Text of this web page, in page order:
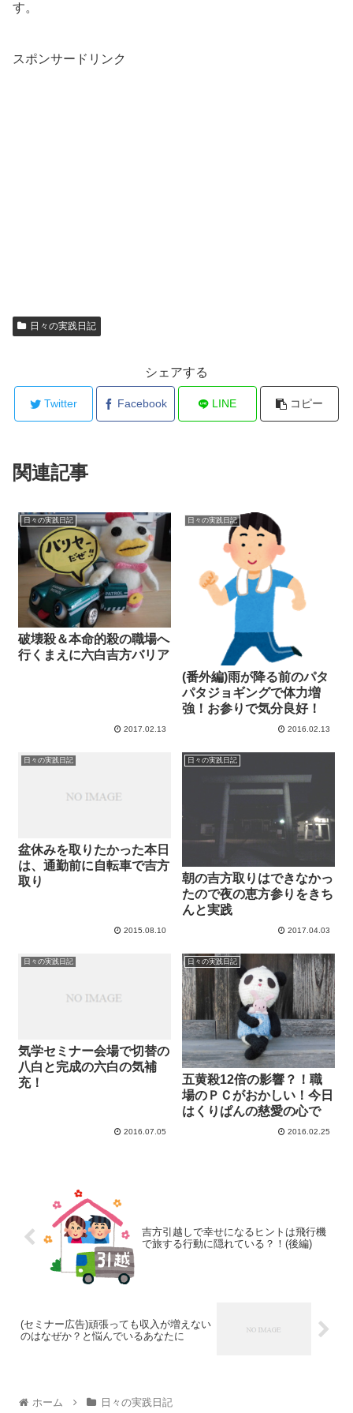
す。
スポンサードリンク
日々の実践日記
シェアする
Twitter Facebook LINE コピー
関連記事
日々の実践日記
破壊殺＆本命的殺の職場へ
行くまえに六白吉方バリア
2017.02.13
日々の実践日記
(番外編)雨が降る前のパタ
パタジョギングで体力増
強！お参りで気分良好！
2016.02.13
日々の実践日記
盆休みを取りたかった本日
は、通勤前に自転車で吉方
取り
2015.08.10
日々の実践日記
朝の吉方取りはできなかっ
たので夜の恵方参りをきち
んと実践
2017.04.03
日々の実践日記
気学セミナー会場で切替の
八白と完成の六白の気補
充！
2016.07.05
日々の実践日記
五黄殺12倍の影響？！職
場のＰＣがおかしい！今日
はくりぱんの慈愛の心で
2016.02.25
吉方引越しで幸せになるヒントは飛行機
で旅する行動に隠れている？！(後編)
(セミナー広告)頑張っても収入が増えない
のはなぜか？と悩んでいるあなたに
ホーム 日々の実践日記